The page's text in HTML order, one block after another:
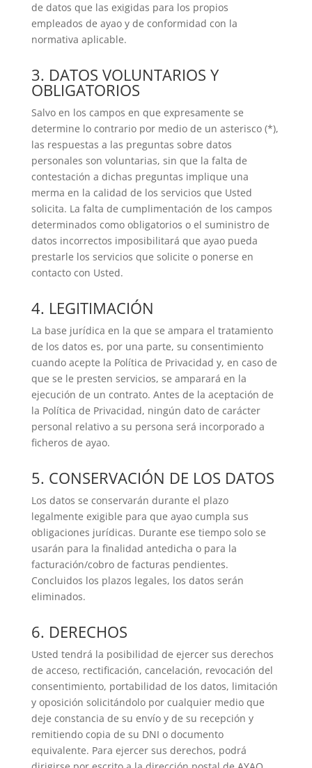
de datos que las exigidas para los propios
empleados de ayao y de conformidad con la
normativa aplicable.
3. DATOS VOLUNTARIOS Y
OBLIGATORIOS
Salvo en los campos en que expresamente se
determine lo contrario por medio de un asterisco (*),
las respuestas a las preguntas sobre datos
personales son voluntarias, sin que la falta de
contestación a dichas preguntas implique una
merma en la calidad de los servicios que Usted
solicita. La falta de cumplimentación de los campos
determinados como obligatorios o el suministro de
datos incorrectos imposibilitará que ayao pueda
prestarle los servicios que solicite o ponerse en
contacto con Usted.
4. LEGITIMACIÓN
La base jurídica en la que se ampara el tratamiento
de los datos es, por una parte, su consentimiento
cuando acepte la Política de Privacidad y, en caso de
que se le presten servicios, se amparará en la
ejecución de un contrato. Antes de la aceptación de
la Política de Privacidad, ningún dato de carácter
personal relativo a su persona será incorporado a
ficheros de ayao.
5. CONSERVACIÓN DE LOS DATOS
Los datos se conservarán durante el plazo
legalmente exigible para que ayao cumpla sus
obligaciones jurídicas. Durante ese tiempo solo se
usarán para la finalidad antedicha o para la
facturación/cobro de facturas pendientes.
Concluidos los plazos legales, los datos serán
eliminados.
6. DERECHOS
Usted tendrá la posibilidad de ejercer sus derechos
de acceso, rectificación, cancelación, revocación del
consentimiento, portabilidad de los datos, limitación
y oposición solicitándolo por cualquier medio que
deje constancia de su envío y de su recepción y
remitiendo copia de su DNI o documento
equivalente. Para ejercer sus derechos, podrá